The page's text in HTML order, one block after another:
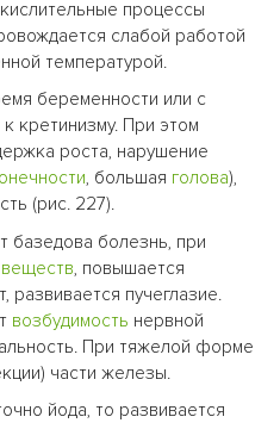
процессы
слабой работой
температурой.
беременности или с
кретинизму. При этом
роста, нарушение
, большая голова),
(рис. 227).
базедова болезнь, при
, повышается
развивается пучеглазие.
возбудимость нервной
При тяжелой форме
части железы.
йода, то развивается